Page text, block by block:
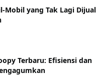
Mobil yang Tak Lagi Dijual
Terbaru: Efisiensi dan